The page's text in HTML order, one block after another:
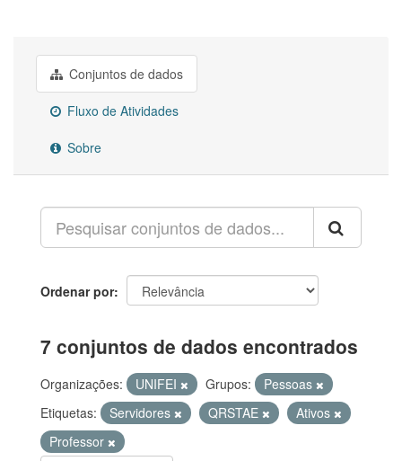
Conjuntos de dados
Fluxo de Atividades
Sobre
Ordenar por
7 conjuntos de dados encontrados
Organizações: UNIFEI Grupos:
Pessoas
Etiquetas:
Servidores QRSTAE
Ativos
Professor